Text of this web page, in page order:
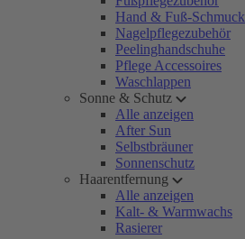
Hand & Fuß-Schmuck
Nagelpflegezubehör
Peelinghandschuhe
Pflege Accessoires
Waschlappen
Sonne & Schutz
Alle anzeigen
After Sun
Selbstbräuner
Sonnenschutz
Haarentfernung
Alle anzeigen
Kalt- & Warmwachs
Rasierer